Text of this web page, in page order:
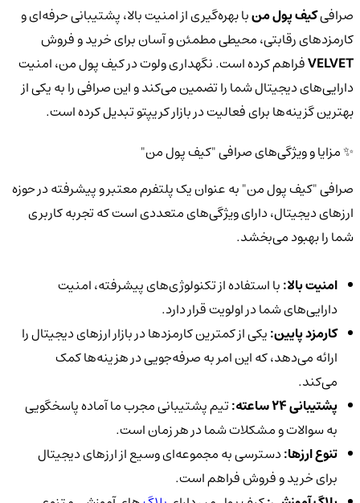
صرافیکیف پول منبا بهره‌گیری از امنیت بالا، پشتیبانی حرفه‌ای و
کارمزدهای رقابتی، محیطی مطمئن و آسان برای خرید و فروش
VELVETفراهم کرده است. نگهداری ولوت در کیف پول من، امنیت
دارایی‌های دیجیتال شما را تضمین می‌کند و این صرافی را به یکی از
بهترین گزینه‌ها برای فعالیت در بازار کریپتو تبدیل کرده است.
✨ مزایا و ویژگی‌های صرافی "کیف پول من"
صرافی "کیف پول من" به عنوان یک پلتفرم معتبر و پیشرفته در حوزه
ارزهای دیجیتال، دارای ویژگی‌های متعددی است که تجربه کاربری
شما را بهبود می‌بخشد.
امنیت بالا:با استفاده از تکنولوژی‌های پیشرفته، امنیت
دارایی‌های شما در اولویت قرار دارد.
کارمزد پایین:یکی از کمترین کارمزدها در بازار ارزهای دیجیتال را
ارائه می‌دهد، که این امر به صرفه‌جویی در هزینه‌ها کمک
می‌کند.
پشتیبانی 24 ساعته:
تیم پشتیبانی مجرب ما آماده پاسخگویی
به سوالات و مشکلات شما در هر زمان است.
تنوع ارزها:دسترسی به مجموعه‌ای وسیع از ارزهای دیجیتال
برای خرید و فروش فراهم است.